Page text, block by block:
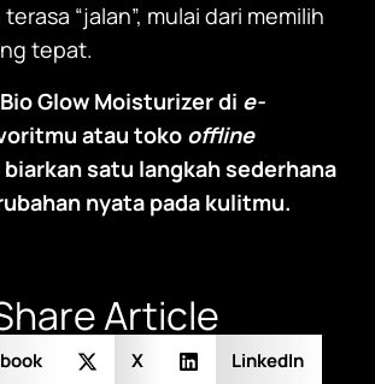
“jalan”, mulai dari memilih
tepat.
Glow Moisturizerdi e-
atau toko offline
satu langkah sederhana
nyata pada kulitmu.
Article
X LinkedIn